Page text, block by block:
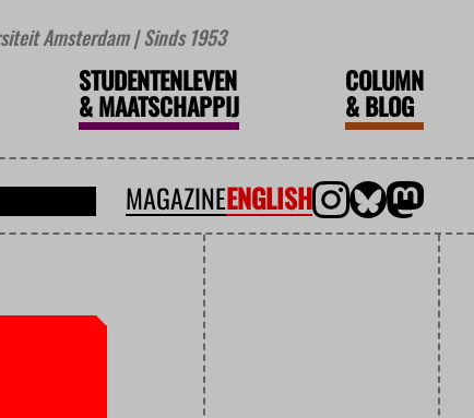
Amsterdam | Sinds 1953
STUDENTENLEVEN
&MAATSCHAPPIJ
COLUMN
&BLOG
MAGAZINEENGLISH